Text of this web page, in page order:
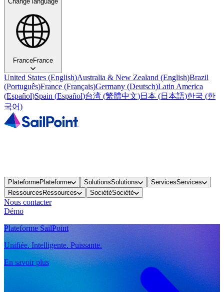
FranceFrance
United States (English)Australia & New Zealand (English)Brazil
(Português)France (Français)Germany (Deutsch)Latin America
(Español)Spain (Español)台湾 (繁體中文)日本 (日本語)한국 (한
국어)
PlateformePlateforme SolutionsSolutions ServicesServices
Ressources Ressources SociétéSociété
Nous contacter
Démo
Plateforme SailPoint
Unifiée. Intelligente. Puissante.
En savoir plus